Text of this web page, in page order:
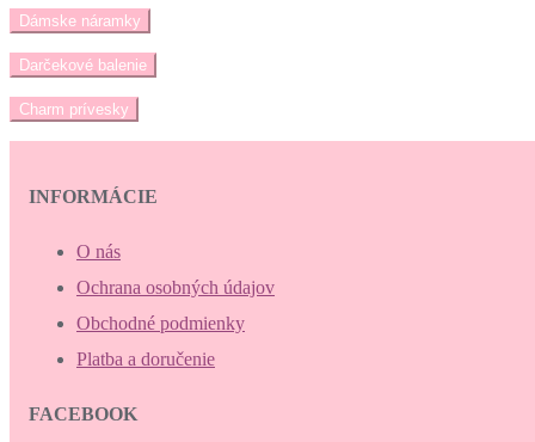
Dámske náramky
Darčekové balenie
Charm prívesky
INFORMÁCIE
O nás
Ochrana osobných údajov
Obchodné podmienky
Platba a doručenie
FACEBOOK